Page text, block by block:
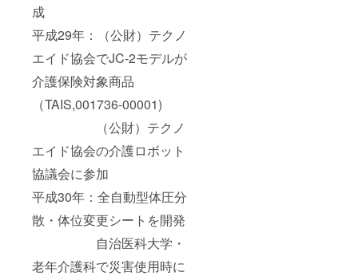
成
平成29年：（公財）テクノ
エイド協会でJC-2モデルが
介護保険対象商品
（TAIS,001736-00001)
（公財）テクノ
エイド協会の介護ロボット
協議会に参加
平成30年：全自動型体圧分
散・体位変更シートを開発
自治医科大学・
老年介護科で災害使用時に